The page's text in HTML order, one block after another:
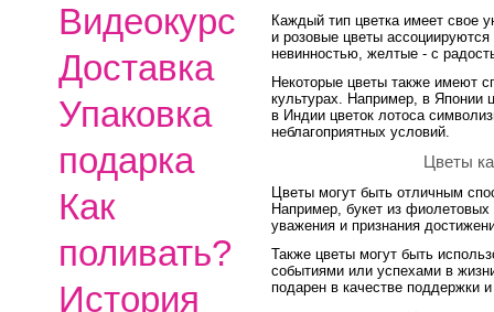
Видеокурс
Доставка
Упаковка
подарка
Как
поливать?
История
Каждый тип цветка имеет свое
и розовые цветы
невинностью, желтые - с
Некоторые цветы также имеют
культурах. Например, в Японии
в Индии цветок лотоса
неблагоприятных условий.
Цветы
Цветы могут быть отличным
Например, букет из
уважения и признания
Также цветы могут быть
событиями или успехами в
подарен в качестве поддержки